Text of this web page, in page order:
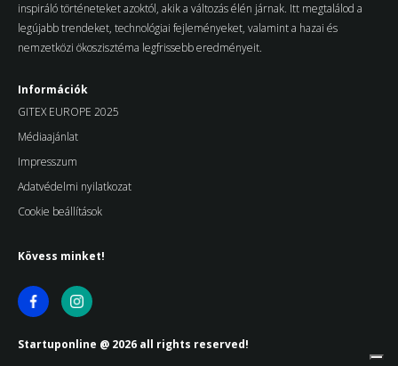
inspiráló történeteket azoktól, akik a változás élén járnak. Itt megtalálod a
legújabb trendeket, technológiai fejleményeket, valamint a hazai és
nemzetközi ökoszisztéma legfrissebb eredményeit.
Információk
GITEX EUROPE 2025
Médiaajánlat
Impresszum
Adatvédelmi nyilatkozat
Cookie beállítások
Kövess minket!
Startuponline @ 2026 all rights reserved!